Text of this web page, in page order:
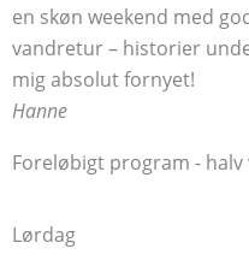
en skøn weekend med
vandretur – historier
mig absolut fornyet!
Hanne
Foreløbigt program - halv
Lørdag